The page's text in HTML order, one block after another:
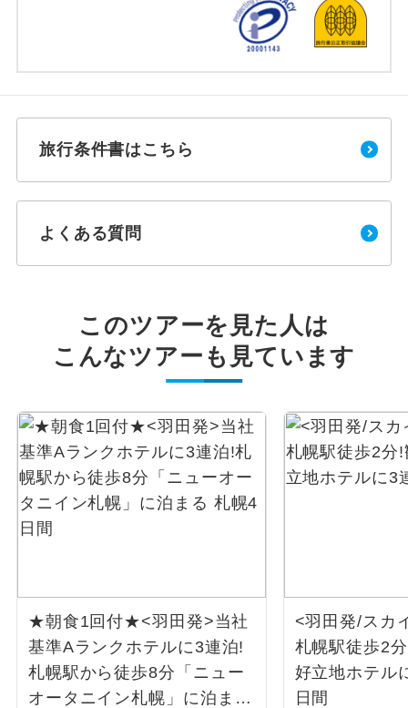
旅行条件書はこちら
よくある質問
このツアーを見た人は
こんなツアーも見ています
★朝食1回付★<羽田発>当社
基準Aランクホテルに3連泊!
札幌駅から徒歩8分「ニュー
オータニイン札幌」に泊まる
<羽田発/スカ
札幌駅徒歩2
好立地ホテル
日間